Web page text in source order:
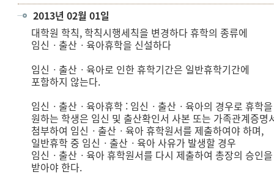
2013년 02월 01일
대학원 학칙, 학칙시행세칙을 변경하다 휴학의 종류에
임신ㆍ출산ㆍ육아휴학을 신설하다
임신ㆍ출산ㆍ육아로 인한 휴학기간은 일반휴학기간에
포함하지 않는다.
임신ㆍ출산ㆍ육아휴학 : 임신ㆍ출산ㆍ육아의 경우로 휴학을
원하는 학생은 임신 및 출산확인서 사본 또는 가족관계증명
첨부하여 임신ㆍ출산ㆍ육아 휴학원서를 제출하여야 하며,
일반휴학 중 임신ㆍ출산ㆍ육아 사유가 발생할 경우
임신ㆍ출산ㆍ육아 휴학원서를 다시 제출하여 총장의 승인을
받아야 한다.